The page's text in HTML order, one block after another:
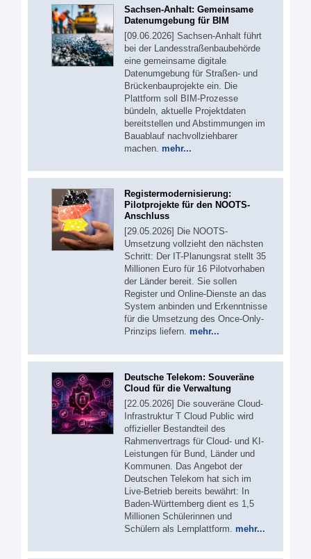
Sachsen-Anhalt: Gemeinsame
Datenumgebung für BIM
[09.06.2026] Sachsen-Anhalt führt
bei der Landesstraßenbaubehörde
eine gemeinsame digitale
Datenumgebung für Straßen- und
Brückenbauprojekte ein. Die
Plattform soll BIM-Prozesse
bündeln, aktuelle Projektdaten
bereitstellen und Abstimmungen im
Bauablauf nachvollziehbarer
machen. mehr...
Registermodernisierung:
Pilotprojekte für den NOOTS-
Anschluss
[29.05.2026] Die NOOTS-
Umsetzung vollzieht den nächsten
Schritt: Der IT-Planungsrat stellt 35
Millionen Euro für 16 Pilotvorhaben
der Länder bereit. Sie sollen
Register und Online-Dienste an das
System anbinden und Erkenntnisse
für die Umsetzung des Once-Only-
Prinzips liefern. mehr...
Deutsche Telekom: Souveräne
Cloud für die Verwaltung
[22.05.2026] Die souveräne Cloud-
Infrastruktur T Cloud Public wird
offizieller Bestandteil des
Rahmenvertrags für Cloud- und KI-
Leistungen für Bund, Länder und
Kommunen. Das Angebot der
Deutschen Telekom hat sich im
Live-Betrieb bereits bewährt: In
Baden-Württemberg dient es 1,5
Millionen Schülerinnen und
Schülern als Lernplattform. mehr...